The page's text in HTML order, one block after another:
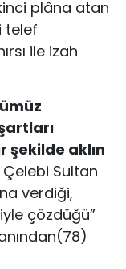
plâna atan
telef
ile izah
şekilde aklın
Çelebi Sultan
verdiği,
çözdüğü”